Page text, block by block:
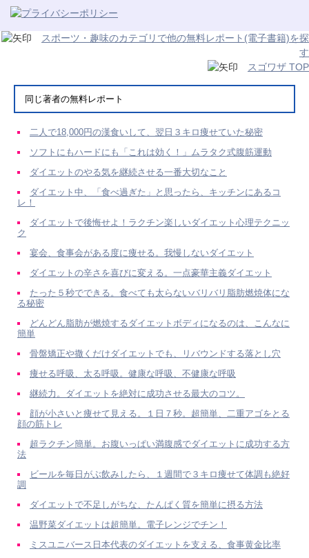
スポーツ・趣味のカテゴリで他の無料レポート(電子書籍)を探
す
スゴワザ TOP
同じ著者の無料レポート
二人で18,000円の漢食いして、翌日３キロ痩せていた秘密
ソフトにもハードにも「これは効く！」ムラタク式腹筋運動
ダイエットのやる気を継続させる一番大切なこと
ダイエット中、「食べ過ぎた」と思ったら、キッチンにあるコ
レ！
ダイエットで後悔せよ！ラクチン楽しいダイエット心理テクニッ
ク
宴会、食事会がある度に痩せる。我慢しないダイエット
ダイエットの辛さを喜びに変える。一点豪華主義ダイエット
たった５秒でできる。食べても太らないバリバリ脂肪燃焼体にな
る秘密
どんどん脂肪が燃焼するダイエットボディになるのは、こんなに
簡単
骨盤矯正や撒くだけダイエットでも、リバウンドする落とし穴
痩せる呼吸、太る呼吸。健康な呼吸、不健康な呼吸
継続力。ダイエットを絶対に成功させる最大のコツ。
顔が小さいと痩せて見える。１日７秒。超簡単、二重アゴをとる
顔の筋トレ
超ラクチン簡単。お腹いっぱい満腹感でダイエットに成功する方
法
ビールを毎日がぶ飲みしたら、１週間で３キロ痩せて体調も絶好
調
ダイエットで不足しがちな、たんぱく質を簡単に摂る方法
温野菜ダイエットは超簡単。電子レンジでチン！
ミスユニバース日本代表のダイエットを支える、食事黄金比率